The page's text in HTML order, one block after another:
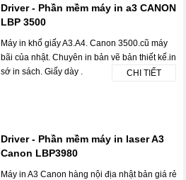
Driver - Phần mềm máy in a3 CANON
LBP 3500
Máy in khổ giấy A3.A4. Canon 3500.cũ máy
bãi của nhật. Chuyên in bản vẽ bản thiết kế.in
sớ in sách. Giấy dày .
CHI TIẾT
Driver - Phần mềm máy in laser A3
Canon LBP3980
Máy in A3 Canon hàng nội địa nhật bản giá rẻ